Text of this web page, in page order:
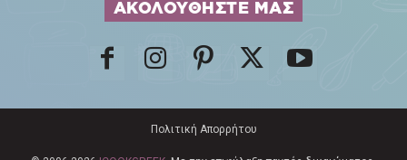
ΑΚΟΛΟΥΘΗΣΤΕ ΜΑΣ
Πολιτική Απορρήτου